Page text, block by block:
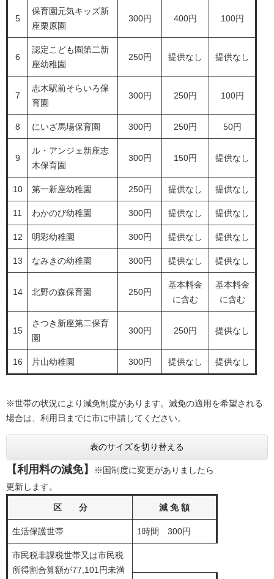
5
保育園元気キッズ新
座栗原園
300円 400円 100円
6
認定こども園第二新
座幼稚園
250円 提供なし 提供なし
7
志木駅前そらいろ保
育園
300円 250円 100円
8 にいざ馬場保育園 300円 250円 50円
9
ル・アンジェ新座志
木保育園
300円 150円 提供なし
10 第一新座幼稚園 250円 提供なし 提供なし
11 わかのび幼稚園 300円 提供なし 提供なし
12 明彩幼稚園 300円 提供なし 提供なし
13 なみきの幼稚園 300円 提供なし 提供なし
14 北野の森保育園 250円
基本料金
に含む
基本料金
に含む
15
さつき新座第二保育
園
300円 250円 提供なし
16 片山幼稚園 300円 提供なし 提供なし
※世帯の状況により減免制度があります。減免の適用を希望される
場合は、利用日までに市に申請してください。
表のサイズを切り替える
【利用料の減免】
※国制度に変更がありましたら
更新します。
区 分 減 免 額
生活保護世帯 1時間 300円
市民税非課税世帯又は市民税
所得割合算額が77,101円未満